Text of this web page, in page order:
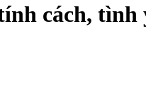
cách, tình